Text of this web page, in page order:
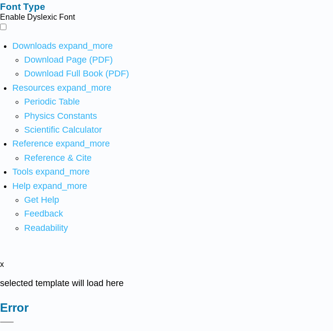
Font Type
Enable Dyslexic Font
Downloads expand_more
Download Page (PDF)
Download Full Book (PDF)
Resources expand_more
Periodic Table
Physics Constants
Scientific Calculator
Reference expand_more
Reference & Cite
Tools expand_more
Help expand_more
Get Help
Feedback
Readability
x
selected template will load here
Error